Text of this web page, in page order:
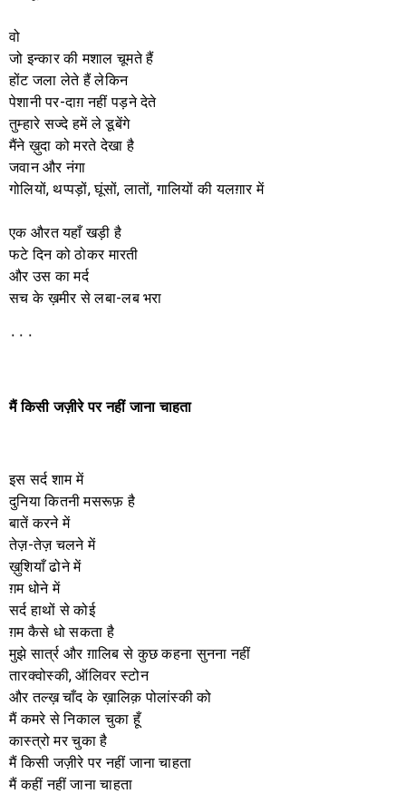
वो
जो इन्कार की मशाल चूमते हैं
होंट जला लेते हैं लेकिन
पेशानी पर-दाग़ नहीं पड़ने देते
तुम्हारे सज्दे हमें ले डूबेंगे
मैंने ख़ुदा को मरते देखा है
जवान और नंगा
गोलियों, थप्पड़ों, घूंसों, लातों, गालियों की यलग़ार में
एक औरत यहाँ खड़ी है
फटे दिन को ठोकर मारती
और उस का मर्द
सच के ख़मीर से लबा-लब भरा
٠٠٠
मैं किसी जज़ीरे पर नहीं जाना चाहता
इस सर्द शाम में
दुनिया कितनी मसरूफ़ है
बातें करने में
तेज़-तेज़ चलने में
ख़ुशियाँ ढोने में
ग़म धोने में
सर्द हाथों से कोई
ग़म कैसे धो सकता है
मुझे सार्त्र और ग़ालिब से कुछ कहना सुनना नहीं
तारक्वोस्की, ऑलिवर स्टोन
और तल्ख़ चाँद के ख़ालिक़ पोलांस्की को
मैं कमरे से निकाल चुका हूँ
कास्त्रो मर चुका है
मैं किसी जज़ीरे पर नहीं जाना चाहता
मैं कहीं नहीं जाना चाहता